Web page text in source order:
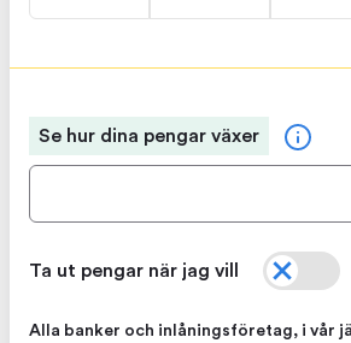
Se hur dina pengar växer
Ta ut pengar när jag vill
Alla banker och inlåningsföretag, i vår